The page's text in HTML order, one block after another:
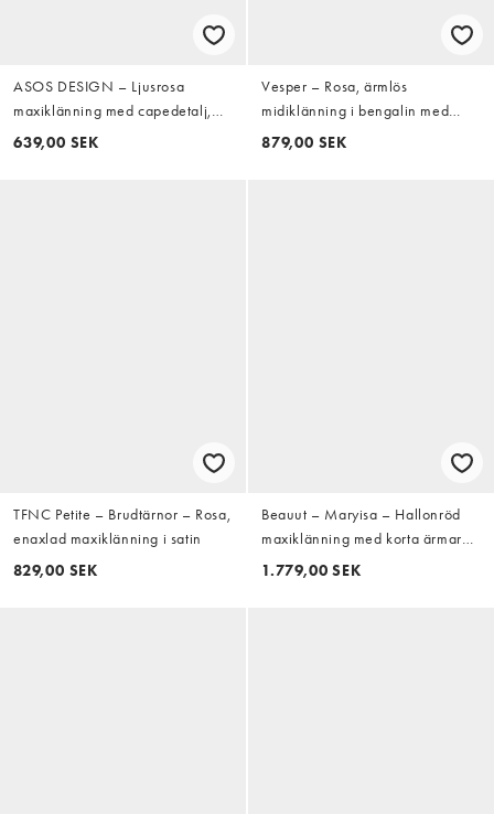
ASOS DESIGN – Ljusrosa
maxiklänning med capedetalj,
snurrad knut och djup urringning
639,00 SEK
Vesper – Rosa, ärmlös
midiklänning i bengalin med
fyrkantig halsringning och
879,00 SEK
TFNC Petite – Brudtärnor – Rosa,
enaxlad maxiklänning i satin
829,00 SEK
Beauut – Maryisa – Hallonröd
maxiklänning med korta ärmar
och volanger
1.779,00 SEK